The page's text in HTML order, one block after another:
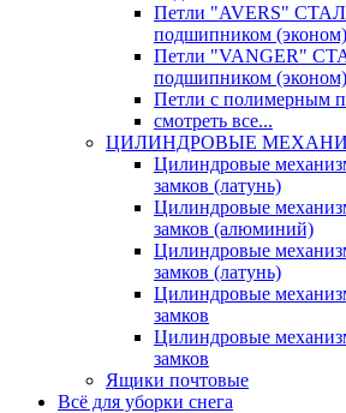
Петли "AVERS"
подшипником (эконом)
Петли "VANGER"
подшипником (эконом)
Петли с полимерным
смотреть все...
ЦИЛИНДРОВЫЕ
Цилиндровые
замков (латунь)
Цилиндровые
замков (алюминий)
Цилиндровые
замков (латунь)
Цилиндровые
замков
Цилиндровые
замков
Ящики почтовые
Всё для уборки снега